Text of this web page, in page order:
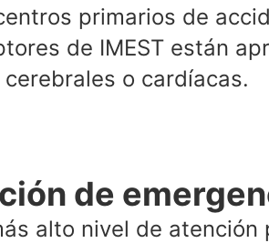
primarios de
de IMEST están
o cardíacas.
de
alto nivel de atención